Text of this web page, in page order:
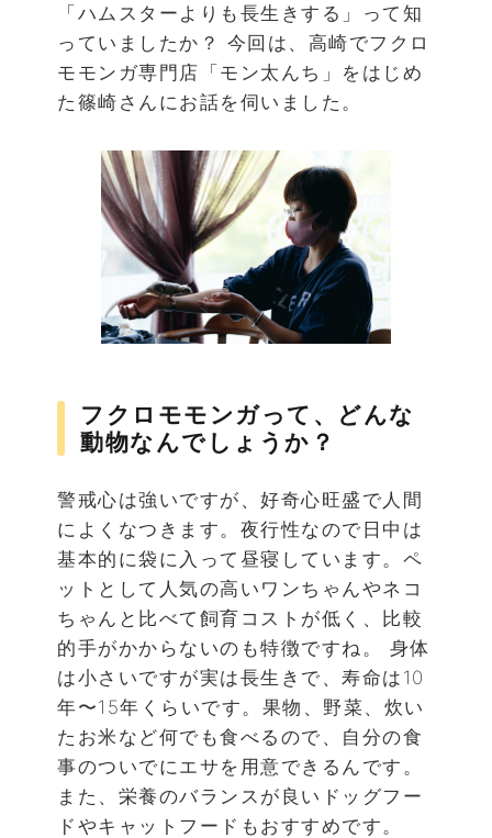
「ハムスターよりも長生きする」って知
っていましたか？ 今回は、高崎でフクロ
モモンガ専門店「モン太んち」をはじめ
た篠崎さんにお話を伺いました。
フクロモモンガって、どんな
動物なんでしょうか？
警戒心は強いですが、好奇心旺盛で人間
によくなつきます。夜行性なので日中は
基本的に袋に入って昼寝しています。ペ
ットとして人気の高いワンちゃんやネコ
ちゃんと比べて飼育コストが低く、比較
的手がかからないのも特徴ですね。 身体
は小さいですが実は長生きで、寿命は10
年〜15年くらいです。果物、野菜、炊い
たお米など何でも食べるので、自分の食
事のついでにエサを用意できるんです。
また、栄養のバランスが良いドッグフー
ドやキャットフードもおすすめです。